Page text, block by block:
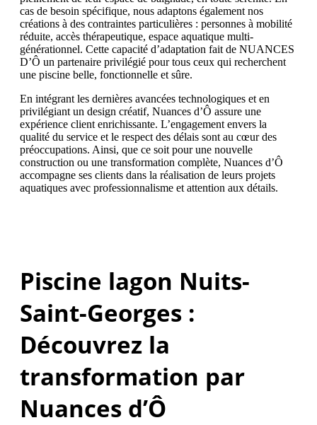
cas de besoin spécifique, nous adaptons également nos
créations à des contraintes particulières : personnes à mobilité
réduite, accès thérapeutique, espace aquatique multi-
générationnel. Cette capacité d’adaptation fait de NUANCES
D’Ô un partenaire privilégié pour tous ceux qui recherchent
une piscine belle, fonctionnelle et sûre.
En intégrant les dernières avancées technologiques et en
privilégiant un design créatif, Nuances d’Ô assure une
expérience client enrichissante. L’engagement envers la
qualité du service et le respect des délais sont au cœur des
préoccupations. Ainsi, que ce soit pour une nouvelle
construction ou une transformation complète, Nuances d’Ô
accompagne ses clients dans la réalisation de leurs projets
aquatiques avec professionnalisme et attention aux détails.
Piscine lagon Nuits-
Saint-Georges :
Découvrez la
transformation par
Nuances d’Ô